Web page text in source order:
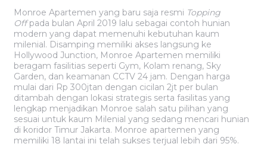
Monroe Apartemen yang baru saja resmi Topping
Offpada bulan April 2019 lalu sebagai contoh hunian
modern yang dapat memenuhi kebutuhan kaum
milenial. Disamping memiliki akses langsung ke
Hollywood Junction, Monroe Apartemen memiliki
beragam fasilitias seperti Gym, Kolam renang, Sky
Garden, dan keamanan CCTV 24 jam. Dengan harga
mulai dari Rp 300jtan dengan cicilan 2jt per bulan
ditambah dengan lokasi strategis serta fasilitas yang
lengkap menjadikan Monroe salah satu pilihan yang
sesuai untuk kaum Milenial yang sedang mencari hunian
di koridor Timur Jakarta. Monroe apartemen yang
memiliki 18 lantai ini telah sukses terjual lebih dari 95%.